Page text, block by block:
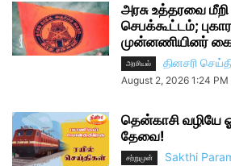
அரசு உத்தரவை
செபக்கூட்டம்;
முன்னணியினர்
அரசியல் தினசரி
August 2, 2026 1:24 PM
தென்காசி வழியே
தேவை!
சற்றுமுன் Sakthi